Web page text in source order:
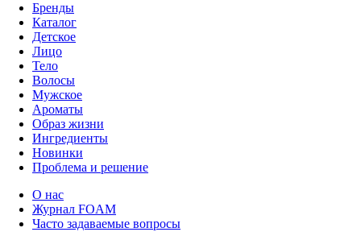
Бренды
Каталог
Детское
Лицо
Тело
Волосы
Мужское
Ароматы
Образ жизни
Ингредиенты
Новинки
Проблема и решение
О нас
Журнал FOAM
Часто задаваемые вопросы